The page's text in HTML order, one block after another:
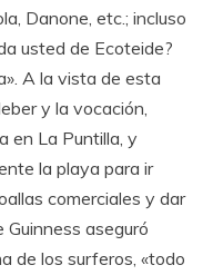
Danone, etc.; incluso
usted de Ecoteide?
A la vista de esta
y la vocación,
en La Puntilla, y
la playa para ir
comerciales y dar
aseguró
de los surferos, «todo